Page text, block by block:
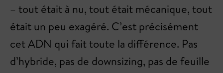
– tout était à nu, tout était mécanique, tout
était un peu exagéré. C’est précisément
cet ADN qui fait toute la différence. Pas
d’hybride, pas de downsizing, pas de feuille